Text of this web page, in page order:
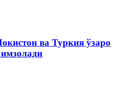
ва Туркия ўзаро